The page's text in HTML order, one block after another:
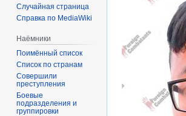
Случайная страница
Справка по MediaWiki
Наёмники
Поимённый список
Список по странам
Совершили
преступления
Боевые
подразделения и
группировки